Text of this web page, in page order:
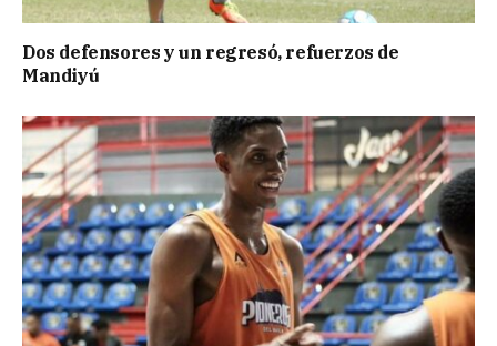
Dos defensores y un regresó, refuerzos de
Mandiyú